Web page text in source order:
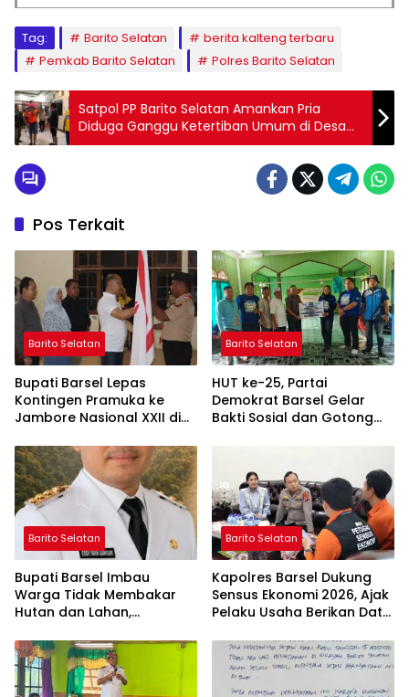
Tag: Barito Selatan
berita kalteng terbaru
Pemkab Barito Selatan
Polres Barito Selatan
Satpol PP Barito Selatan Amankan Pria
Diduga Ganggu Ketertiban Umum di Desa
Pamait
Pos Terkait
Barito Selatan
Bupati Barsel Lepas
Kontingen Pramuka ke
Jambore Nasional XXII di
Barito Selatan
HUT ke-25, Partai
Demokrat Barsel Gelar
Bakti Sosial dan Gotong
Ashfiya
Barito Selatan
Bupati Barsel Imbau
Warga Tidak Membakar
Hutan dan Lahan,
Bebas Kabut Asap
Barito Selatan
Kapolres Barsel Dukung
Sensus Ekonomi 2026, Ajak
Pelaku Usaha Berikan Data